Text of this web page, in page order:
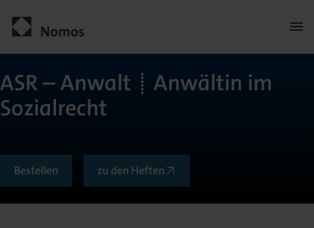
ASR – Anwalt|Anwältin im
Sozialrecht
Bestellen zu den Heften